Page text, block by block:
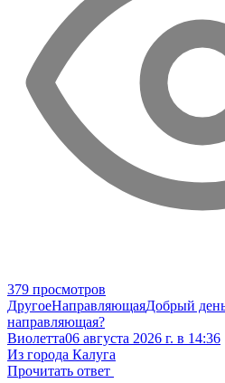
379 просмотров
ДругоеНаправляющаяДобрый
направляющая?
Виолетта06 августа 2026 г. в 14:36
Из города Калуга
Прочитать ответ